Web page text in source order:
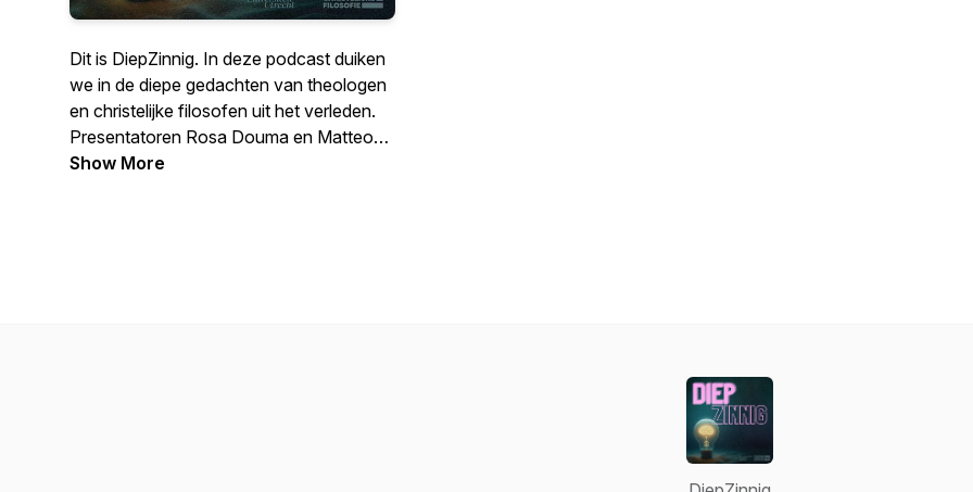
Dit is DiepZinnig. In deze podcast duiken
we in de diepe gedachten van theologen
en christelijke filosofen uit het verleden.
Presentatoren Rosa Douma en Matteo
van den Brink gaan op zoek naar zinnige
Show More